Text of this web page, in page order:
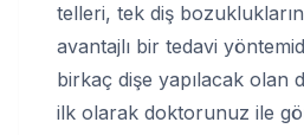
telleri, tek diş
avantajlı bir tedavi
birkaç dişe yapılacak olan
ilk olarak doktorunuz ile